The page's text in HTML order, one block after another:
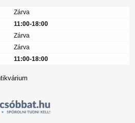
Zárva
11:00-18:00
Zárva
Zárva
11:00-18:00